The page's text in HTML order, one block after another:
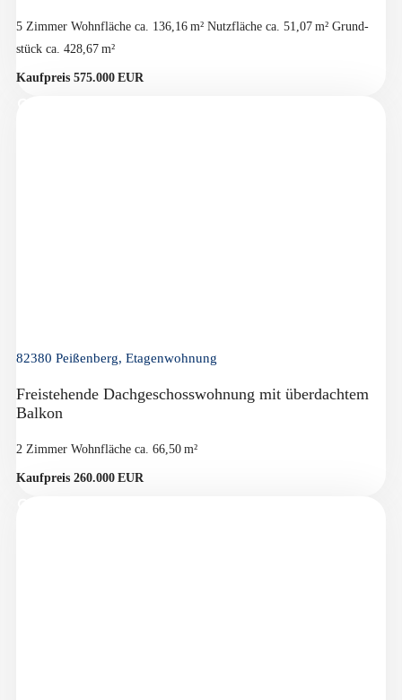
5 Zimmer Wohnfläche ca. 136,16 m² Nutzfläche ca. 51,07 m² Grund­
stück ca. 428,67 m²
Kaufpreis 575.000 EUR
82380 Peißenberg, Etagenwohnung
Freistehende Dachgeschosswohnung mit überdachtem
Balkon
2 Zimmer Wohnfläche ca. 66,50 m²
Kaufpreis 260.000 EUR